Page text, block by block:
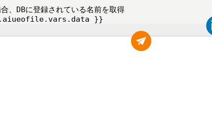
、DBに登録されている名前を取得